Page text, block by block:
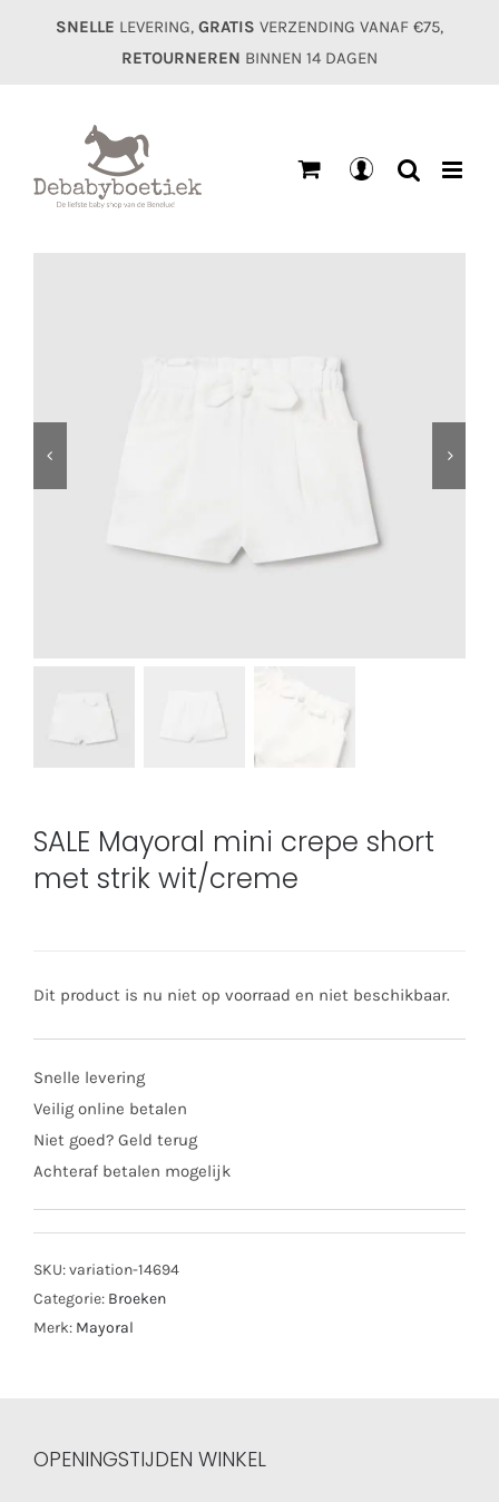
SNELLE LEVERING, GRATIS VERZENDING VANAF €75,
RETOURNEREN BINNEN 14 DAGEN
SALE Mayoral mini crepe short
met strik wit/creme
Dit product is nu niet op voorraad en niet beschikbaar.
Snelle levering
Veilig online betalen
Niet goed? Geld terug
Achteraf betalen mogelijk
SKU:variation-14694
Categorie: Broeken
Merk: Mayoral
OPENINGSTIJDEN WINKEL